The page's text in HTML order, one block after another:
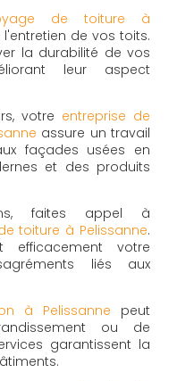
de toiture à
de vos toits.
la durabilité de vos
leur aspect
votre entreprise de
assure un travail
façades usées en
et des produits
faites appel à
toiture à Pelissanne.
efficacement votre
liés aux
à Pelissanne peut
ou de
garantissent la